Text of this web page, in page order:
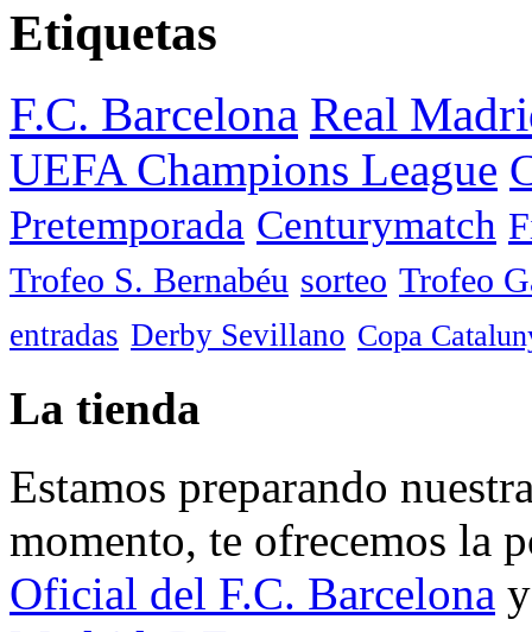
Etiquetas
F.C. Barcelona Real
UEFA Champions League
Pretemporada Centurymatch
Trofeo S. Bernabéu sorteo Trofeo
entradas Derby Sevillano Copa
La tienda
Estamos preparando
momento, te ofrecemos la
Oficial del F.C. Barcelona